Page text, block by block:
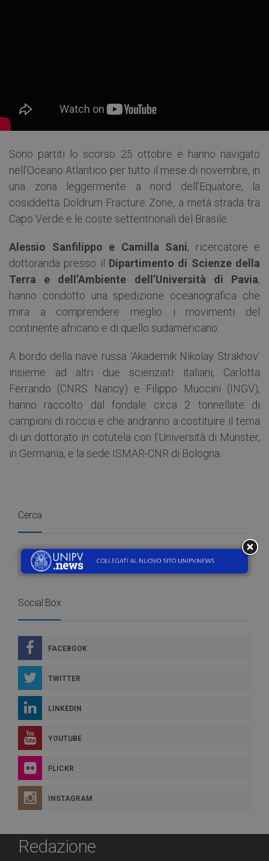
Sono partiti lo scorso 25 ottobre e hanno navigato
nell’Oceano Atlantico per tutto il mese di novembre, in
una zona leggermente a nord dell’Equatore, la
cosiddetta Doldrum Fracture Zone, a metà strada tra
Capo Verde e le coste settentrionali del Brasile.
Alessio Sanfilippo e Camilla Sani, ricercatore e
dottoranda presso il Dipartimento di Scienze della
Terra e dell’Ambiente dell’Università di Pavia,
hanno condotto una spedizione oceanografica che
mira a comprendere meglio i movimenti del
continente africano e di quello sudamericano.
A bordo della nave russa ‘Akademik Nikolay Strakhov’
insieme ad altri due scienziati italiani, Carlotta
Ferrando (CNRS Nancy) e Filippo Muccini (INGV),
hanno raccolto dal fondale circa 2 tonnellate di
campioni di roccia e che andranno a costituire il tema
di un dottorato in cotutela con l’Università di Münster,
in Germania, e la sede ISMAR-CNR di Bologna.
Cerca
Social Box
FACEBOOK
TWITTER
LINKEDIN
YOUTUBE
FLICKR
INSTAGRAM
Redazione